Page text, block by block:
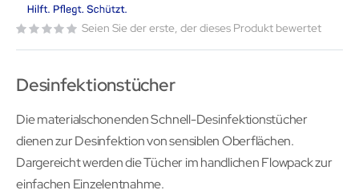
Seien Sie der erste, der dieses Produkt bewertet
Desinfektionstücher
Die materialschonenden Schnell-Desinfektionstücher
dienen zur Desinfektion von sensiblen Oberflächen.
Dargereicht werden die Tücher im handlichen Flowpack zur
einfachen Einzelentnahme.